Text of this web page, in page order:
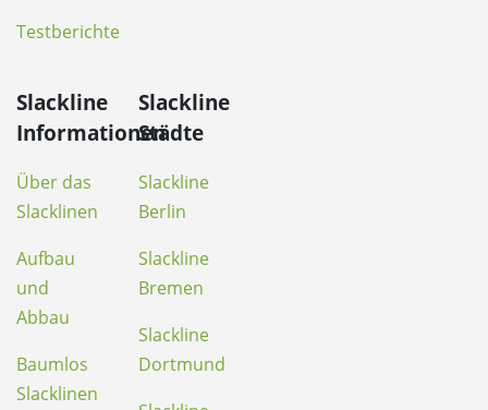
Testberichte
Slackline
Informationen
Über das
Slacklinen
Aufbau
und
Abbau
Baumlos
Slacklinen
Slackline
Städte
Slackline
Berlin
Slackline
Bremen
Slackline
Dortmund